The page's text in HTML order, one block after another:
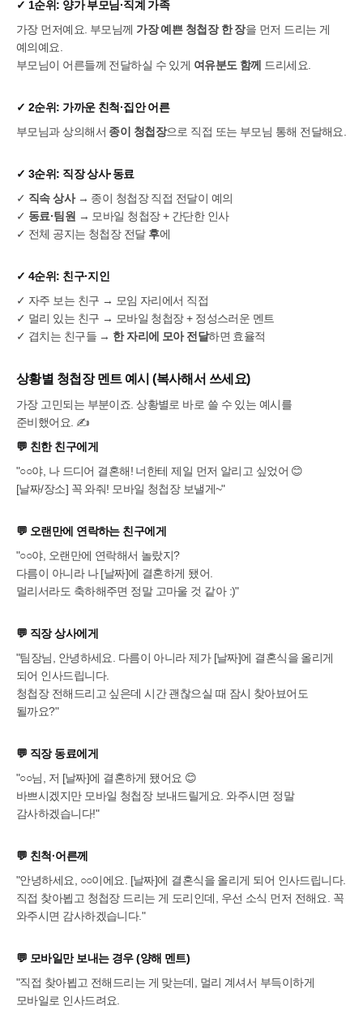
✓ 1순위: 양가 부모님·직계 가족
가장 먼저예요. 부모님께 가장 예쁜 청첩장 한 장을 먼저 드리는 게
예의예요.
부모님이 어른들께 전달하실 수 있게 여유분도 함께 드리세요.
✓ 2순위: 가까운 친척·집안 어른
부모님과 상의해서 종이 청첩장으로 직접 또는 부모님 통해 전달해요.
✓ 3순위: 직장 상사·동료
✓ 직속 상사→ 종이 청첩장 직접 전달이 예의
✓ 동료·팀원 → 모바일 청첩장 + 간단한 인사
✓ 전체 공지는 청첩장 전달 후에
✓ 4순위: 친구·지인
✓ 자주 보는 친구 → 모임 자리에서 직접
✓ 멀리 있는 친구 → 모바일 청첩장 + 정성스러운 멘트
✓ 겹치는 친구들 → 한 자리에 모아 전달하면 효율적
상황별 청첩장 멘트 예시 (복사해서 쓰세요)
가장 고민되는 부분이죠. 상황별로 바로 쓸 수 있는 예시를
준비했어요. ✍️
💬 친한 친구에게
"○○야, 나 드디어 결혼해! 너한테 제일 먼저 알리고 싶었어 😊
[날짜/장소] 꼭 와줘! 모바일 청첩장 보낼게~"
💬 오랜만에 연락하는 친구에게
"○○야, 오랜만에 연락해서 놀랐지?
다름이 아니라 나 [날짜]에 결혼하게 됐어.
멀리서라도 축하해주면 정말 고마울 것 같아 :)"
💬 직장 상사에게
"팀장님, 안녕하세요. 다름이 아니라 제가 [날짜]에 결혼식을 올리게
되어 인사드립니다.
청첩장 전해드리고 싶은데 시간 괜찮으실 때 잠시 찾아뵤어도
될까요?"
💬 직장 동료에게
"○○님, 저 [날짜]에 결혼하게 됐어요 😊
바쁘시겠지만 모바일 청첩장 보내드릴게요. 와주시면 정말
감사하겠습니다!"
💬 친척·어른께
"안녕하세요, ○○이에요. [날짜]에 결혼식을 올리게 되어 인사드립니다.
직접 찾아뵙고 청첩장 드리는 게 도리인데, 우선 소식 먼저 전해요. 꼭
와주시면 감사하겠습니다."
💬 모바일만 보내는 경우 (양해 멘트)
"직접 찾아뵙고 전해드리는 게 맞는데, 멀리 계셔서 부득이하게
모바일로 인사드려요.